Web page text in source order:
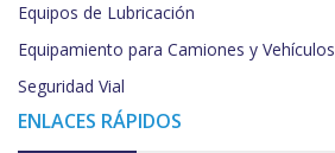
Equipos de Lubricación
Equipamiento para Camiones y Vehículos
Seguridad Vial
ENLACES RÁPIDOS